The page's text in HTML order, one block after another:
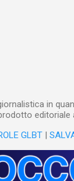
in
editoriale
GLBT|